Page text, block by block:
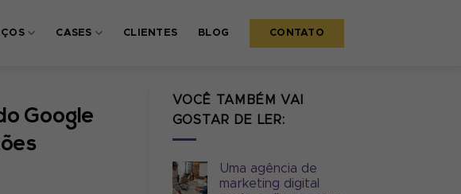
CASES CLIENTES BLOG CONTATO
Google
VOCÊ TAMBÉM VAI
GOSTAR DE LER:
Uma agência de
marketing digital